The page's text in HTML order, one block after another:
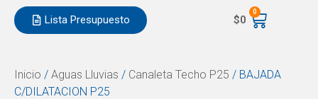
Lista Presupuesto $0
0
Inicio / Aguas Lluvias / Canaleta Techo P25 / BAJADA
C/DILATACION P25